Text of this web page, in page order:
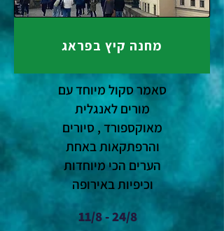
מחנה קיץ בפראג
סאמר סקול מיוחד עם
מורים לאנגלית
מאוקספורד , סיורים
והרפתקאות באחת
הערים הכי מיוחדות
וכיפיות באירופה
11/8 - 24/8